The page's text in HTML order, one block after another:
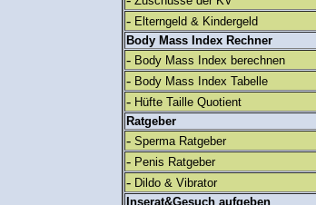
- Elterngeld & Kindergeld
Body Mass Index Rechner
- Body Mass Index berechnen
- Body Mass Index Tabelle
- Hüfte Taille Quotient
Ratgeber
- Sperma Ratgeber
- Penis Ratgeber
- Dildo & Vibrator
Inserat&Gesuch aufgeben